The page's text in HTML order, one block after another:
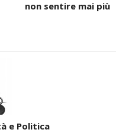
non sentire mai più
e Politica